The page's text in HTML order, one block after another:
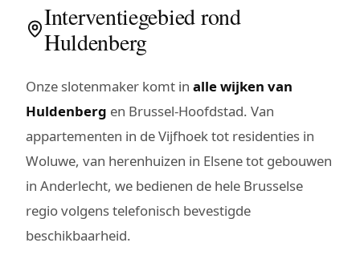
Interventiegebied rond
Huldenberg
Onze slotenmaker komt in alle wijken van
Huldenberg en Brussel-Hoofdstad. Van
appartementen in de Vijfhoek tot residenties in
Woluwe, van herenhuizen in Elsene tot gebouwen
in Anderlecht, we bedienen de hele Brusselse
regio volgens telefonisch bevestigde
beschikbaarheid.